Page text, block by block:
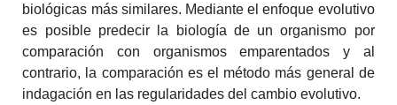
biológicas más similares. Mediante el enfoque evolutivo
es posible predecir la biología de un organismo por
comparación con organismos emparentados y al
contrario, la comparación es el método más general de
indagación en las regularidades del cambio evolutivo.